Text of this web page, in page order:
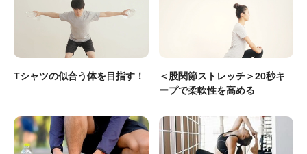
Tシャツの似合う体を目指す！
＜股関節ストレッチ＞20秒キ
ープで柔軟性を高める